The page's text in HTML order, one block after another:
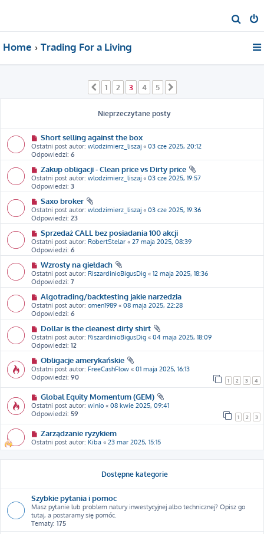
z
Home Trading For a Living
Poprzednia
1 2 3 4 5
Nieprzeczytane posty
Short selling against the box
Ostatni post autor: wlodzimierz_liszaj « 03 cze 2025, 20:12
Odpowiedzi: 6
Zakup obligacji - Clean price vs Dirty price
Ostatni post autor: wlodzimierz_liszaj « 03 cze 2025, 19:57
Odpowiedzi: 3
Saxo broker
Ostatni post autor: wlodzimierz_liszaj « 03 cze 2025, 19:36
Odpowiedzi: 23
Sprzedaż CALL bez posiadania 100 akcji
Ostatni post autor: RobertStelar « 27 maja 2025, 08:39
Odpowiedzi: 6
Wzrosty na giełdach
Ostatni post autor: RiszardinioBigusDig « 12 maja 2025, 18:36
Odpowiedzi: 7
Algotrading/backtesting jakie narzedzia
Ostatni post autor: omen1989 « 08 maja 2025, 22:28
Odpowiedzi: 6
Dollar is the cleanest dirty shirt
Ostatni post autor: RiszardinioBigusDig « 04 maja 2025, 18:09
Odpowiedzi: 12
Obligacje amerykańskie
Ostatni post autor: FreeCashFlow « 01 maja 2025, 16:13
Odpowiedzi: 90 1 2 3 4
Global Equity Momentum (GEM)
Ostatni post autor: winio « 08 kwie 2025, 09:41
Odpowiedzi: 59 1 2 3
Zarządzanie ryzykiem
Ostatni post autor: Kiba « 23 mar 2025, 15:15
Dostępne kategorie
Szybkie pytania i pomoc
Masz pytanie lub problem natury inwestycyjnej albo technicznej? Opisz go
tutaj, a postaramy się pomóc.
Tematy: 175